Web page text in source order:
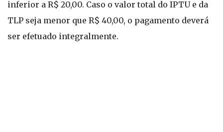
inferior a R$ 20,00. Caso o valor total do IPTU e da
TLP seja menor que R$ 40,00, o pagamento deverá
ser efetuado integralmente.